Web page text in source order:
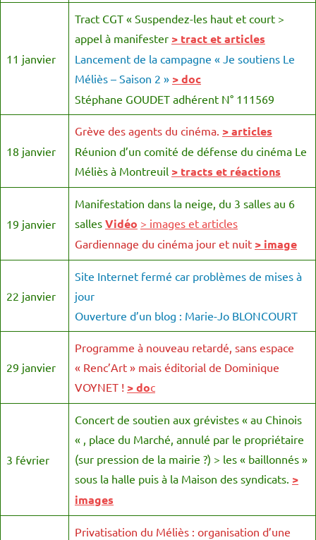
11 janvier
Tract CGT « Suspendez-les haut et court >
appel à manifester > tract et articles
Lancement de la campagne « Je soutiens Le
Méliès – Saison 2 » > doc
Stéphane GOUDET adhérent N° 111569
18 janvier
Grève des agents du cinéma. > articles
Réunion d’un comité de défense du cinéma Le
Méliès à Montreuil > tracts et réactions
19 janvier
Manifestation dans la neige, du 3 salles au 6
salles Vidéo > images et articles
Gardiennage du cinéma jour et nuit > image
22 janvier
Site Internet fermé car problèmes de mises à
jour
Ouverture d’un blog : Marie-Jo BLONCOURT
29 janvier
Programme à nouveau retardé, sans espace
« Renc’Art » mais éditorial de Dominique
VOYNET ! > doc
3 février
Concert de soutien aux grévistes « au Chinois
« , place du Marché, annulé par le propriétaire
(sur pression de la mairie ?) > les « baillonnés »
sous la halle puis à la Maison des syndicats. >
images
Privatisation du Méliès : organisation d’une